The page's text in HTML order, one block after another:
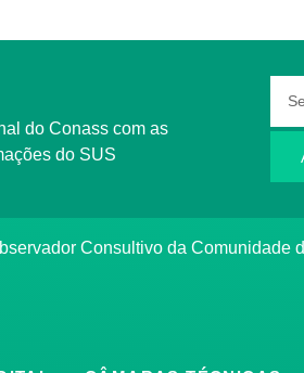
do SUS
Consultivo da